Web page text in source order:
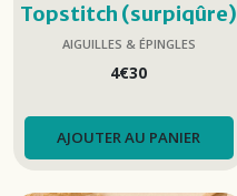
Topstitch (surpiqûre)
- Schmetz
AIGUILLES & ÉPINGLES
4€30
AJOUTER AU PANIER